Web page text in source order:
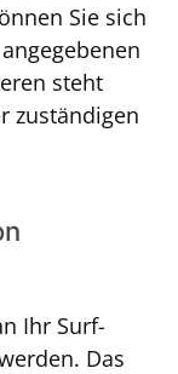
Sie sich
steht
zuständigen
Ihr Surf-
Das